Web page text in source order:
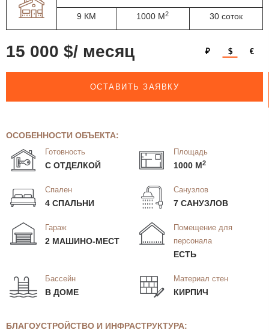
9 КМ 1000 М2 30 соток
15 000 $/ месяц ₽ $ €
ОСТАВИТЬ ЗАЯВКУ
ОСОБЕННОСТИ ОБЪЕКТА:
Готовность
С ОТДЕЛКОЙ
Площадь
1000 М2
Спален
4 СПАЛЬНИ
Санузлов
7 САНУЗЛОВ
Гараж
2 МАШИНО-МЕСТ
Помещение для
персонала
ЕСТЬ
Бассейн
В ДОМЕ
Материал стен
КИРПИЧ
БЛАГОУСТРОЙСТВО И ИНФРАСТРУКТУРА: